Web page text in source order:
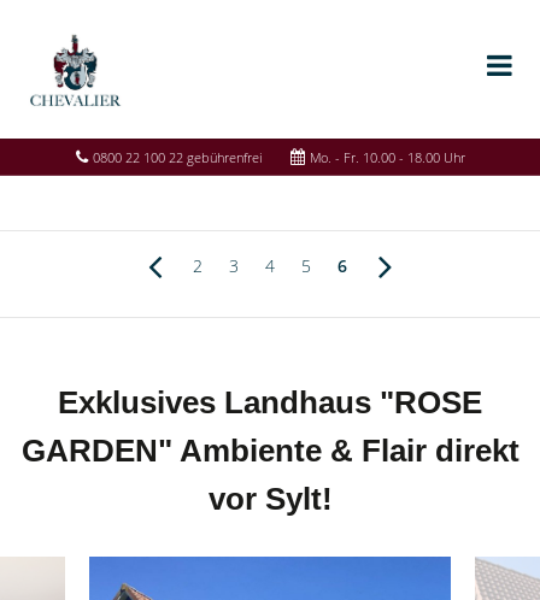
0800 22 100 22 gebührenfrei Mo. - Fr. 10.00 - 18.00 Uhr
2 3 4 5 6
Exklusives Landhaus "ROSE
GARDEN" Ambiente & Flair direkt
vor Sylt!